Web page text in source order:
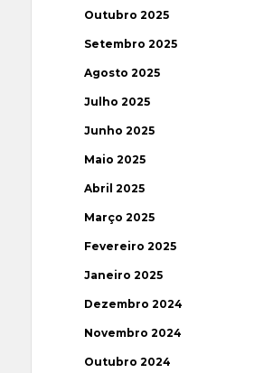
Outubro 2025
Setembro 2025
Agosto 2025
Julho 2025
Junho 2025
Maio 2025
Abril 2025
Março 2025
Fevereiro 2025
Janeiro 2025
Dezembro 2024
Novembro 2024
Outubro 2024